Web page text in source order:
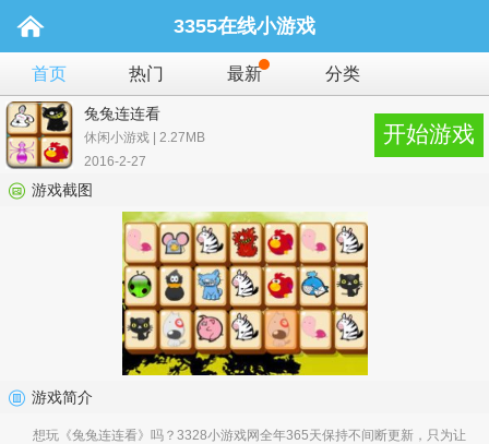
3355在线小游戏
首页 热门 最新 分类
兔兔连连看
休闲小游戏 | 2.27MB
2016-2-27
开始游戏
游戏截图
游戏简介
想玩《兔兔连连看》吗？3328小游戏网全年365天保持不间断更新，只为让